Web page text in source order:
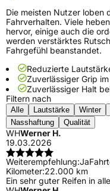
Die meisten Nutzer loben
Fahrverhalten. Viele
hervor, einige auch die
werden verstärktes
Fahrgefühl beanstandet.
Reduzierte
Zuverlässiger Grip
Zuverlässiger Halt
Filtern nach
Alle Lautstärke Winter
Nasshaftung
Qualität
WHWerner H.
19.03.2026
Weiterempfehlung:Ja
Kilometer:22.000 km
Ein sehr guter Reifen in